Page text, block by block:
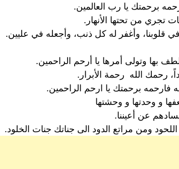
برحمتك يا رب العالمين.
تجري من تحتها الأنهار.
قلوبنا، وأغفر له كل ذنب، وأجعله في عليين.
بها وتولى أمرها يا أرحم الراحمين.
رحمك الله رحمة الأبرار.
فارحمه برحمتك يا ارحم الراحمين.
و وحدتها و وحشتها
عن أعيننا.
ومن مراتع الدود الى جناتك جنات الخلود.